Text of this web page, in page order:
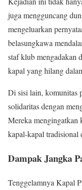
juga mengguncang
mengeluarkan
belasungkawa
staf klub mengadakan
kapal yang hilang
Di sisi lain, komunitas
solidaritas dengan
Mereka mengingatkan
kapal-kapal tradisional
Dampak Jangka
Tenggelamnya Kapal